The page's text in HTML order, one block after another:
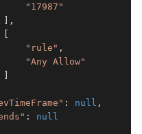
"17987"
"rule" ,
"Any Allow"
: null ,
: null